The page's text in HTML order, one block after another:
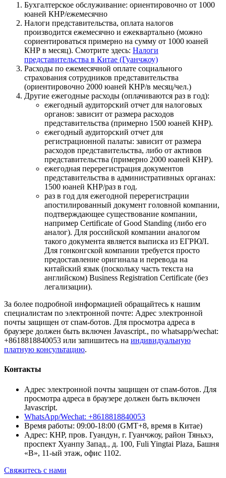
Бухгалтерское обслуживание: ориентировочно от 1000
юаней КНР/ежемесячно
Налоги представительства, оплата налогов
производится ежемесячно и ежеквартально (можно
сориентироваться примерно на сумму от 1000 юаней
КНР в месяц). Смотрите здесь: Налоги
представительства в Китае (Гуанчжоу)
Расходы по ежемесячной оплате социального
страхования сотрудников представительства
(ориентировочно 2000 юаней КНР/в месяц/чел.)
Другие ежегодные расходы (оплачиваются раз в год):
ежегодный аудиторский отчет для налоговых
органов: зависит от размера расходов
представительства (примерно 1500 юаней КНР).
ежегодный аудиторский отчет для
регистрационной палаты: зависит от размера
расходов представительства, либо от активов
представительства (примерно 2000 юаней КНР).
ежегодная перерегистрация документов
представительства в административных органах:
1500 юаней КНР/раз в год.
раз в год для ежегодной перерегистрации
апостилированный документ головной компании,
подтверждающее существование компании,
например Certificate of Good Standing (либо его
аналог). Для российской компании аналогом
такого документа является выписка из ЕГРЮЛ.
Для гонконгской компании требуется просто
предоставление оригинала и перевода на
китайский язык (поскольку часть текста на
английском) Business Registration Certificate (без
легализации).
За более подробной информацией обращайтесь к нашим
специалистам по электронной почте: Адрес электронной
почты защищен от спам-ботов. Для просмотра адреса в
браузере должен быть включен Javascript., по whatsapp/wechat:
+8618818840053 или запишитесь на индивидуальную
платную консультацию.
Контакты
Адрес электронной почты защищен от спам-ботов. Для
просмотра адреса в браузере должен быть включен
Javascript.
WhatsApp/Wechat: +8618818840053
Время работы: 09:00-18:00 (GMT+8, время в Китае)
Адрес: КНР, пров. Гуандун, г. Гуанчжоу, район Тяньхэ,
проспект Хуанпу Запад., д. 100, Fuli Yingtai Plaza, Башня
«B», 11-ый этаж, офис 1102.
Свяжитесь с нами